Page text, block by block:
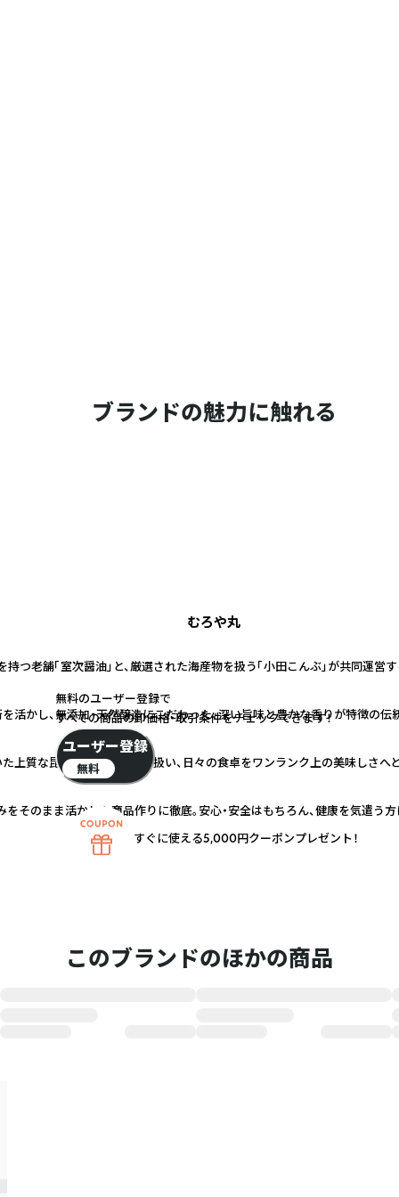
ブランドの魅力に触れる
むろや丸
つ老舗「室次醤油」と、厳選された海産物を扱う「小田こんぶ」が共同運営
活かし、無添加・天然醸造にこだわった、深い旨味と豊かな香りが特徴の
上質な昆布や海産物を取り扱い、日々の食卓をワンランク上の美味しさへ
そのまま活かした商品作りに徹底。安心・安全はもちろん、健康を気遣う方
このブランドのほかの商品
無料のユーザー登録で
すべての商品の卸価格・取引条件をチェックできます！
ユーザー登録
無料
すぐに使える5,000円クーポンプレゼント！